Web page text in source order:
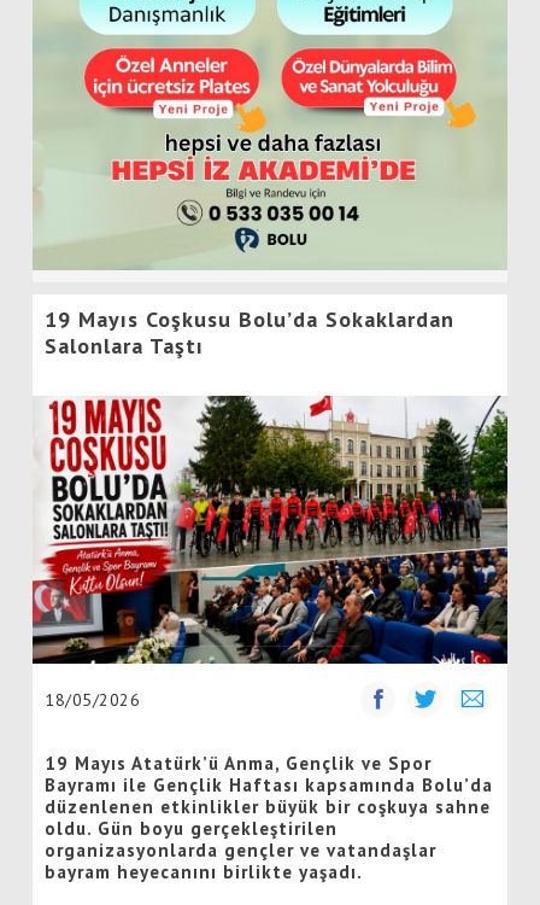
19 Mayıs Coşkusu Bolu’da Sokaklardan
Salonlara Taştı
18/05/2026
19 Mayıs Atatürk’ü Anma, Gençlik ve Spor
Bayramı ile Gençlik Haftası kapsamında Bolu’da
düzenlenen etkinlikler büyük bir coşkuya sahne
oldu. Gün boyu gerçekleştirilen
organizasyonlarda gençler ve vatandaşlar
bayram heyecanını birlikte yaşadı.